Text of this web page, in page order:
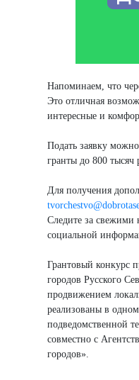
Напоминаем, что
Это отличная
интересные и
Подать заявку
гранты до 800 тысяч
Для получения
Следите за свежими
социальной
Грантовый конкурс
городов Русского
продвижением
реализованы в
подведомственной
совместно с
городов».